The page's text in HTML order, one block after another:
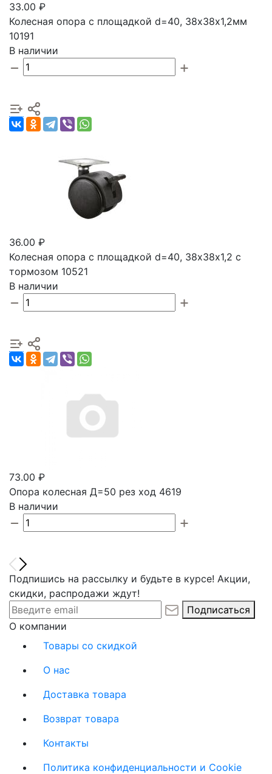
33.00 ₽
Колесная опора с площадкой d=40, 38х38х1,2мм
10191
В наличии
36.00 ₽
Колесная опора с площадкой d=40, 38х38х1,2 с
тормозом 10521
В наличии
73.00 ₽
Опора колесная Д=50 рез ход 4619
В наличии
Подпишись на рассылку и будьте в курсе! Акции,
скидки, распродажи ждут!
Подписаться
О компании
Товары со скидкой
О нас
Доставка товара
Возврат товара
Контакты
Политика конфиденциальности и Cookie